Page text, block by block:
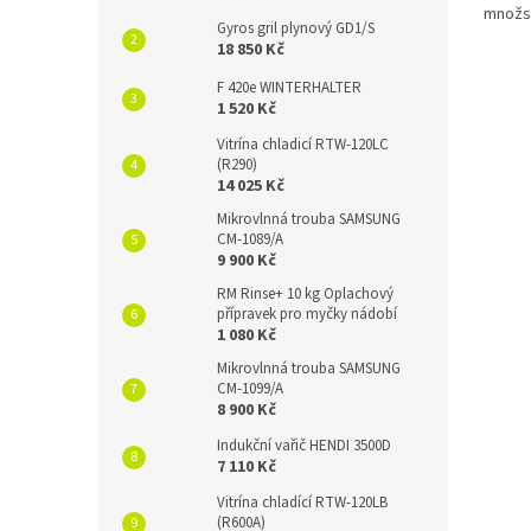
Gyros gril plynový GD1/S
18 850 Kč
F 420e WINTERHALTER
1 520 Kč
Vitrína chladicí RTW-120LC
(R290)
14 025 Kč
Mikrovlnná trouba SAMSUNG
CM-1089/A
9 900 Kč
RM Rinse+ 10 kg Oplachový
přípravek pro myčky nádobí
1 080 Kč
Mikrovlnná trouba SAMSUNG
CM-1099/A
8 900 Kč
Indukční vařič HENDI 3500D
7 110 Kč
Vitrína chladící RTW-120LB
(R600A)